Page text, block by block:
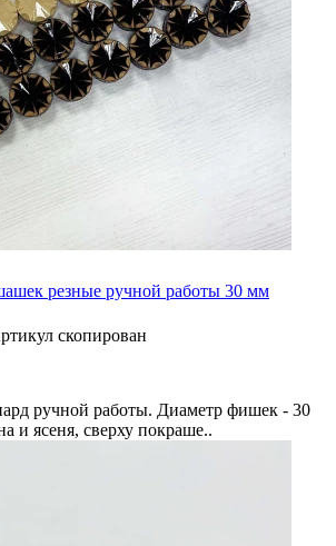
резные ручной работы 30 мм
скопирован
ручной работы. Диаметр фишек - 30
и ясеня, сверху покраше..